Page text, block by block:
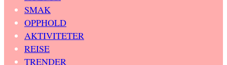
SMAK
OPPHOLD
AKTIVITETER
REISE
TRENDER